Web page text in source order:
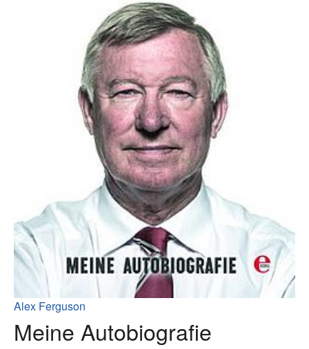
Alex Ferguson
Meine Autobiografie